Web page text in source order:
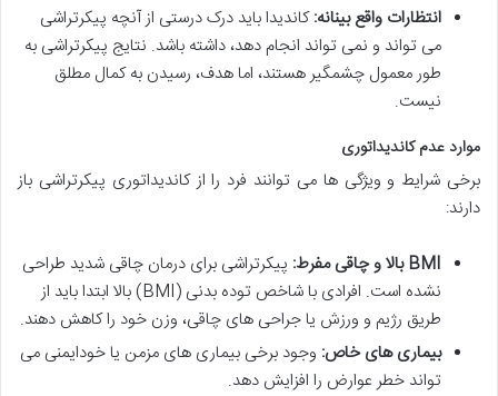
انتظارات واقع بینانه:کاندیدا باید درک درستی از آنچه پیکرتراشی
می تواند و نمی تواند انجام دهد، داشته باشد. نتایج پیکرتراشی به
طور معمول چشمگیر هستند، اما هدف، رسیدن به کمال مطلق
نیست.
موارد عدم کاندیداتوری
برخی شرایط و ویژگی ها می توانند فرد را از کاندیداتوری پیکرتراشی باز
دارند:
BMI بالا و چاقی مفرط:
پیکرتراشی برای درمان چاقی شدید طراحی
نشده است. افرادی با شاخص توده بدنی (BMI) بالا ابتدا باید از
طریق رژیم و ورزش یا جراحی های چاقی، وزن خود را کاهش دهند.
بیماری های خاص: وجود برخی بیماری های مزمن یا خودایمنی می
تواند خطر عوارض را افزایش دهد.